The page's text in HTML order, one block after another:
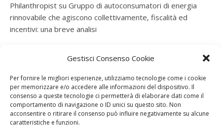
Gestisci Consenso Cookie
Per fornire le migliori esperienze, utilizziamo tecnologie come i cookie
per memorizzare e/o accedere alle informazioni del dispositivo. Il
consenso a queste tecnologie ci permetterà di elaborare dati come il
comportamento di navigazione o ID unici su questo sito. Non
acconsentire o ritirare il consenso può influire negativamente su alcune
caratteristiche e funzioni.
Philanthropist su Gruppo di autoconsumatori di energia
rinnovabile che agiscono collettivamente, fiscalità ed
incentivi: una breve analisi
rinnovabile che agiscono collettivamente, fiscalità ed
ramatogelsuGruppo di autoconsumatori di energia
rinnovabile che agiscono collettivamente, fiscalità ed
incentivi: una breve analisi